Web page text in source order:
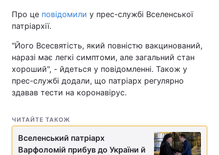
Про це повідомили у прес-службі Вселенської
патріархії.
"Його Всесвятість, який повністю вакцинований,
наразі має легкі симптоми, але загальний стан
хороший", - йдеться у повідомленні. Також у
прес-службі додали, що патріарх регулярно
здавав тести на коронавірус.
ЧИТАЙТЕ ТАКОЖ
Вселенський патріарх
Варфоломій прибув до України й